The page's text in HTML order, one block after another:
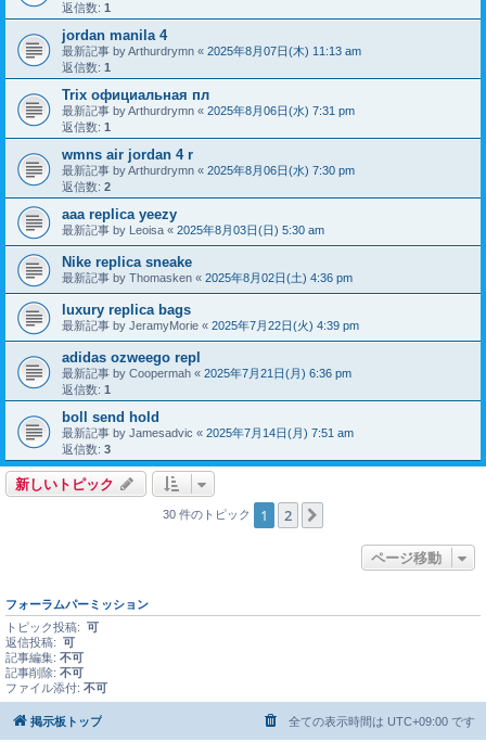
返信数: 1
jordan manila 4
最新記事 byArthurdrymn « 2025年8月07日(木) 11:13 am
返信数: 1
Trix официальная пл
最新記事 byArthurdrymn « 2025年8月06日(水) 7:31 pm
返信数: 1
wmns air jordan 4 r
最新記事 byArthurdrymn « 2025年8月06日(水) 7:30 pm
返信数: 2
aaa replica yeezy
最新記事 by Leoisa « 2025年8月03日(日) 5:30 am
Nike replica sneake
最新記事 by Thomasken « 2025年8月02日(土) 4:36 pm
luxury replica bags
最新記事 by JeramyMorie « 2025年7月22日(火) 4:39 pm
adidas ozweego repl
最新記事 by Coopermah « 2025年7月21日(月) 6:36 pm
返信数: 1
boll send hold
最新記事 by Jamesadvic « 2025年7月14日(月) 7:51 am
返信数: 3
新しいトピック
30 件のトピック 1 2
ページ移動
フォーラムパーミッション
トピック投稿: 可
返信投稿: 可
記事編集: 不可
記事削除: 不可
ファイル添付: 不可
掲示板トップ 全ての表示時間は UTC+09:00 です